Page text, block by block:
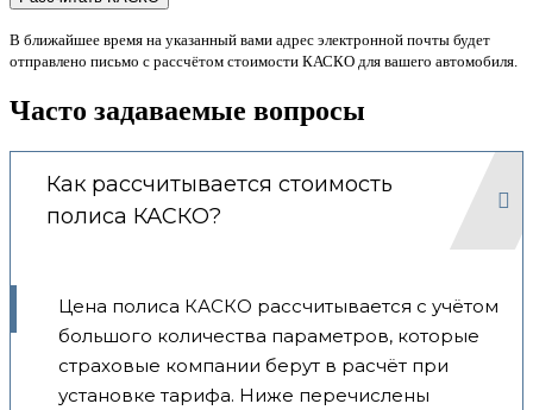
В ближайшее время на указанный вами адрес электронной почты будет
отправлено письмо с рассчётом стоимости КАСКО для вашего автомобиля.
Часто задаваемые вопросы
Как рассчитывается стоимость
полиса КАСКО?
Цена полиса КАСКО рассчитывается с учётом
большого количества параметров, которые
страховые компании берут в расчёт при
установке тарифа. Ниже перечислены